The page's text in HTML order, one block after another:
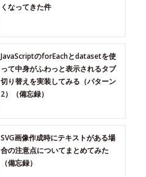
くなってきた件
JavaScriptのforEachとdatasetを使
って中身がふわっと表示されるタブ
切り替えを実装してみる（パターン
2）（備忘録）
SVG画像作成時にテキストがある場
合の注意点についてまとめてみた
（備忘録）